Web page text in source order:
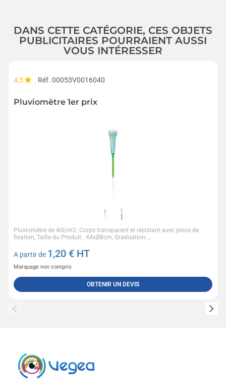
DANS CETTE CATÉGORIE, CES OBJETS
PUBLICITAIRES POURRAIENT AUSSI
VOUS INTÉRESSER
4,5 Réf. 00053V0016040
Pluviomètre 1er prix
Pluviomètre de 40l/m2. Corps transparent et résistant avec pince de
fixation, Taille du Produit : 44xØ8cm, Graduation:...
A partir de 1,20 € HT
Marquage non compris
OBTENIR UN DEVIS